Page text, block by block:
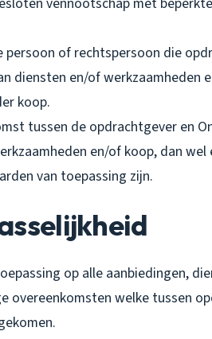
persoon of rechtspersoon die
diensten en/of werkzaamheden
koop.
tussen de opdrachtgever en
en/of koop, dan
van toepassing zijn.
op alle aanbiedingen,
overeenkomsten welke tussen